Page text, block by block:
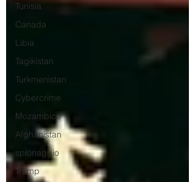
Tunisia
Canada
Libia
Tagikistan
Turkmenistan
Cybercrime
Mozambico
Afghanistan
spionaggio
Trump